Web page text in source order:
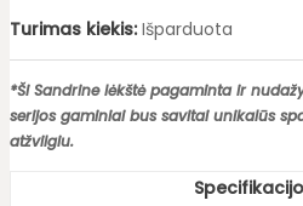
Turimas kiekis: Išparduota
*Ši Sandrine lėkštė pagaminta ir
serijos gaminiai bus savitai unikalūs
atžvilgiu.